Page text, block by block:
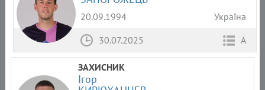
20.09.1994
Україна
30.07.2025
А
ЗАХИСНИК
Ігор